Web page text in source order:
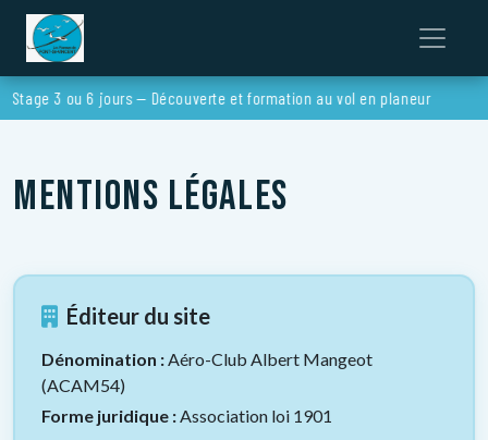
3 ou 6 jours — Découverte et formation au vol en planeur
Mentions légales
Éditeur du site
Dénomination :Aéro-Club Albert Mangeot
(ACAM54)
Forme juridique :Association loi 1901